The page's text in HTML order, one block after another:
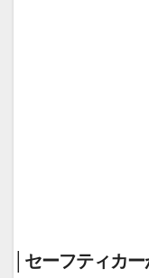
│セーフティカ